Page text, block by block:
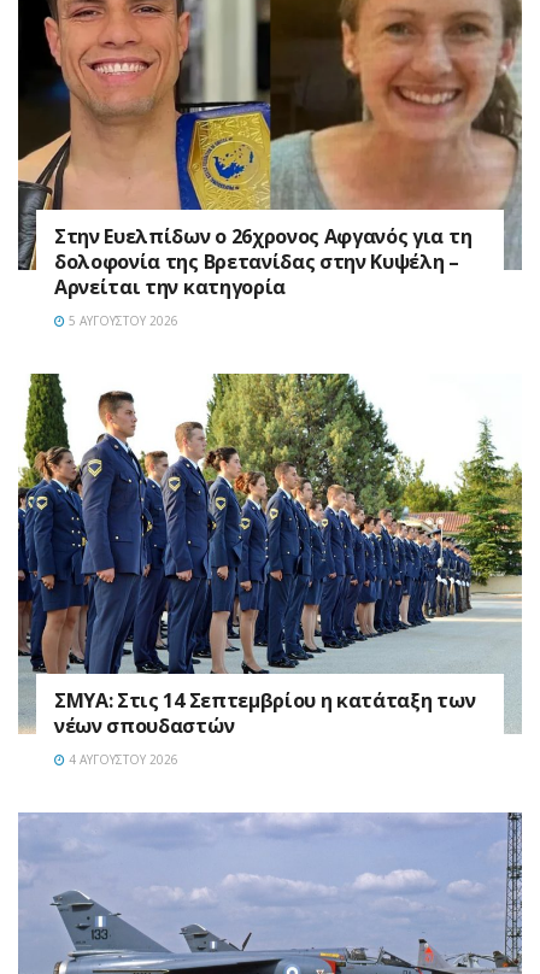
Στην Ευελπίδων ο 26χρονος Αφγανός για τη
δολοφονία της Βρετανίδας στην Κυψέλη –
Αρνείται την κατηγορία
5 ΑΥΓΟΎΣΤΟΥ 2026
ΣΜΥΑ: Στις 14 Σεπτεμβρίου η κατάταξη των
νέων σπουδαστών
4 ΑΥΓΟΎΣΤΟΥ 2026